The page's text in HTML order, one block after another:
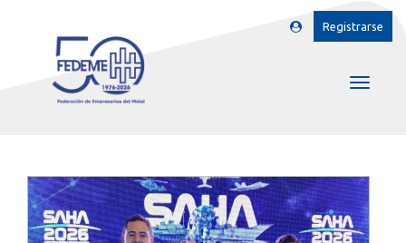
Registrarse